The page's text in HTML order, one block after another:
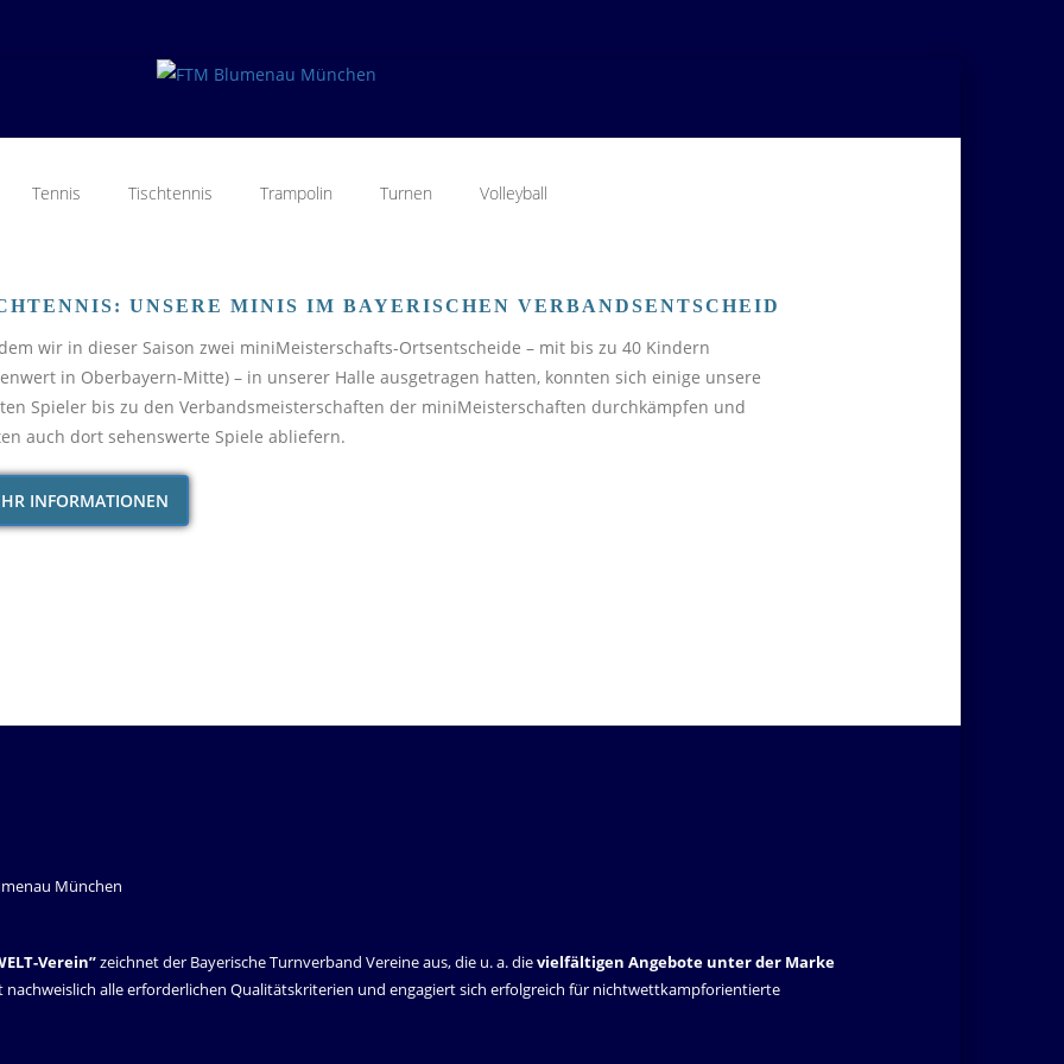
Tennis Tischtennis Trampolin Turnen Volleyball
UNSERE MINIS IM BAYERISCHEN VERBANDSENTSCHEID
wir in dieser Saison zwei miniMeisterschafts-Ortsentscheide – mit bis zu 40 Kindern
in Oberbayern-Mitte) – in unserer Halle ausgetragen hatten, konnten sich einige unsere
Spieler bis zu den Verbandsmeisterschaften der miniMeisterschaften durchkämpfen und
auch dort sehenswerte Spiele abliefern.
INFORMATIONEN
Verein”zeichnet der Bayerische Turnverband Vereine aus, die u. a. dievielfältigen Angebote unter der Marke
nachweislich alle erforderlichen Qualitätskriterien und engagiert sich erfolgreich für nichtwettkampforientierte